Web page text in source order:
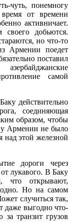
чуть, понемногу
время от времени
активничает.
добьются.
но что-то
Армении поедет
поставил
самой
действительно
соединяющая
образом, чтобы
у Армении не было
над этой железной
дороги через
лукавого. В Баку
что открывают,
Но на самом
случиться так,
даже выгодно что-
транзит грузов